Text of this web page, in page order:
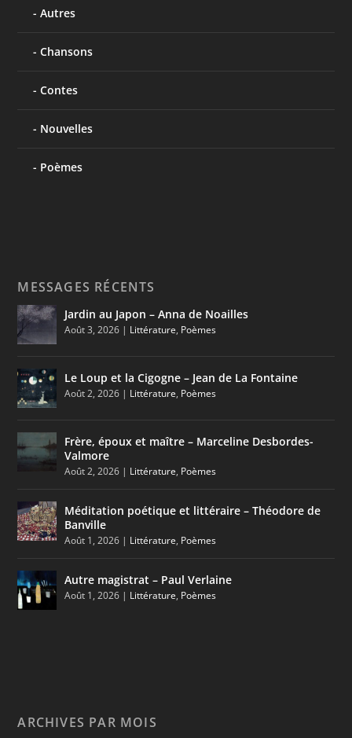
Autres
Chansons
Contes
Nouvelles
Poèmes
MESSAGES RÉCENTS
Jardin au Japon – Anna de Noailles
Août 3, 2026 | Littérature, Poèmes
Le Loup et la Cigogne – Jean de La Fontaine
Août 2, 2026 | Littérature, Poèmes
Frère, époux et maître – Marceline Desbordes-
Valmore
Août 2, 2026 | Littérature, Poèmes
Méditation poétique et littéraire – Théodore de
Banville
Août 1, 2026 | Littérature, Poèmes
Autre magistrat – Paul Verlaine
Août 1, 2026 | Littérature, Poèmes
ARCHIVES PAR MOIS